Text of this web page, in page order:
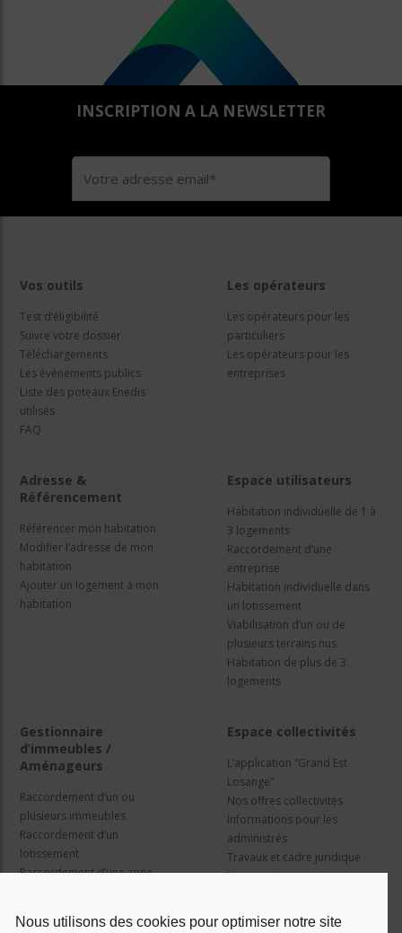
Nous utilisons des cookies pour optimiser notre site
INSCRIPTION A LA NEWSLETTER
Vos outils
Test d’éligibilité
Suivre votre dossier
Téléchargements
Les évènements publics
Liste des poteaux Enedis
utilisés
FAQ
Les opérateurs
Les opérateurs pour les
particuliers
Les opérateurs pour les
entreprises
Adresse &
Référencement
Référencer mon habitation
Modifier l’adresse de mon
habitation
Ajouter un logement à mon
habitation
Espace utilisateurs
Habitation individuelle de 1 à
3 logements
Raccordement d’une
entreprise
Habitation individuelle dans
un lotissement
Viabilisation d’un ou de
plusieurs terrains nus
Habitation de plus de 3
logements
Gestionnaire
d’immeubles /
Aménageurs
Raccordement d’un ou
plusieurs immeubles
Raccordement d’un
lotissement
Raccordement d’une zone
Espace collectivités
L’application “Grand Est
Losange”
Nos offres collectivités
Informations pour les
administrés
Travaux et cadre juridique
Nos services